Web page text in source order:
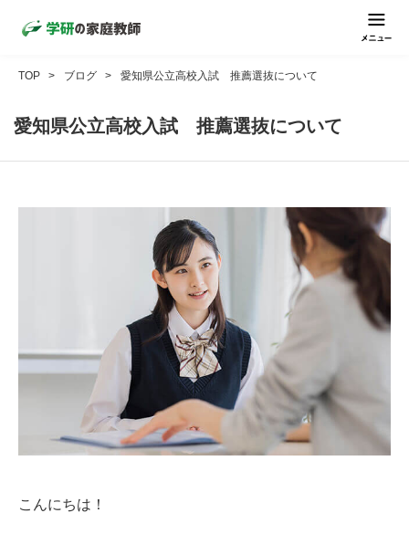
TOP ブログ 愛知県公立高校入試 推薦選抜について
愛知県公立高校入試 推薦選抜について
こんにちは！